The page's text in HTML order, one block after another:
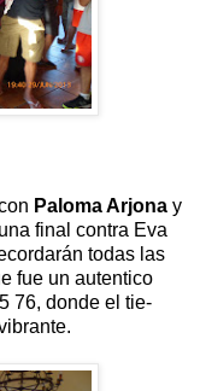
Paloma Arjona y
final contra Eva
todas las
fue un autentico
76, donde el tie-